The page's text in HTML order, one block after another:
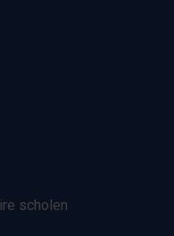
scholen